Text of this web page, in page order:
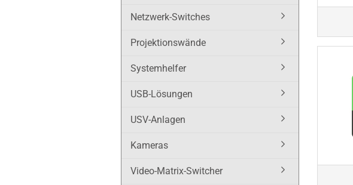
Netzwerk-Switches
Projektionswände
Systemhelfer
USB-Lösungen
USV-Anlagen
Kameras
Video-Matrix-Switcher